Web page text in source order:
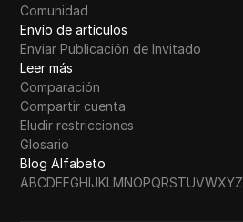
Comunidad
Envío de artículos
Enviar Publicación de Invitado
Leer más
Comparación
Compartir cuenta
Eludir restricciones
Glosario
Blog Alfabeto
ABCDEFGHIJKLMNOPQRSTUVWXYZ